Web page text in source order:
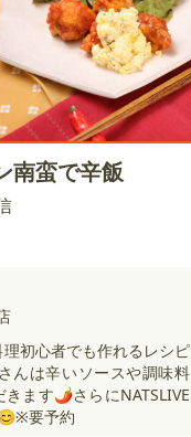
南蛮で辛飯
初心者でも作れるレシピ
んは辛いソースや調味料
きます🌶さらにNATSLIVE
要予約